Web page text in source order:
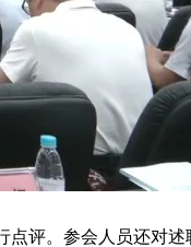
评。参会人员还对述